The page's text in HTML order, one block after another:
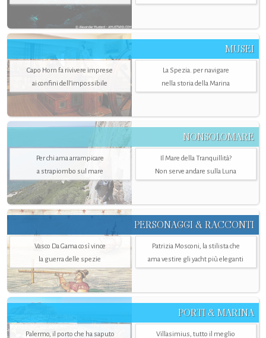
MUSEI
Capo Horn fa rivivere imprese
ai confini dell’impossibile
La Spezia. per navigare
nella storia della Marina
NONSOLOMARE
Per chi ama arrampicare
a strapiombo sul mare
Il Mare della Tranquillità?
Non serve andare sulla Luna
PERSONAGGI & RACCONTI
Vasco Da Gama così vince
la guerra delle spezie
Patrizia Mosconi, la stilista che
ama vestire gli yacht più eleganti
PORTI & MARINA
Palermo, il porto che ha saputo
Villasimius, tutto il meglio